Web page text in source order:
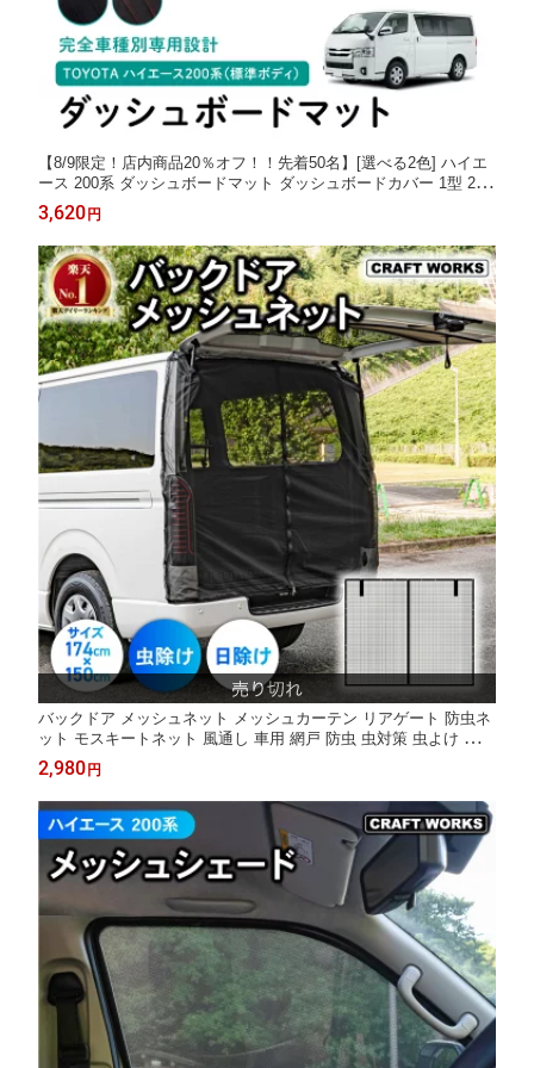
【8/9限定！店内商品20％オフ！！先着50名】[選べる2色] ハイエ
ース 200系 ダッシュボードマット ダッシュボードカバー 1型 2型
3型 4型 5型 6型 7型 8型 ダッシュボード マット UVカット 劣化
防止 カスタム パーツ アクセサリー 標準 内装 S-GL ブラック レ
ッド
3,620 円
バックドア メッシュネット メッシュカーテン リアゲート 防虫ネ
ット モスキートネット 風通し 車用 網戸 防虫 虫対策 虫よけ 蚊対
策 ネット アウトドア キャンプ 車中泊 休憩 マグネット式 磁石 暑
さ対策 かんたん取付 ハイエース ジムニー WR-V
2,980 円